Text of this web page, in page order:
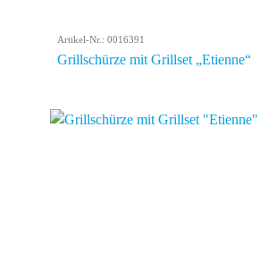
Artikel-Nr.: 0016391
Grillschürze mit Grillset „Etienne“